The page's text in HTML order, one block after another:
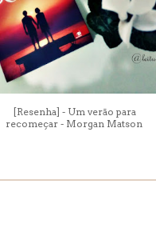
[Resenha] - Um verão para
recomeçar - Morgan Matson